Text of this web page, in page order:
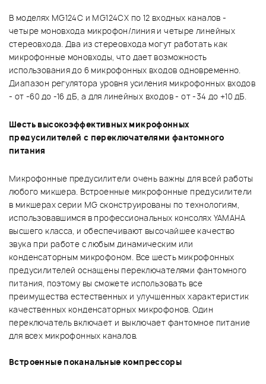
В моделях MG124C и MG124CX по 12 входных каналов -
четыре моновхода микрофон/линия и четыре линейных
стереовхода. Два из стереовхода могут работать как
микрофонные моновходы, что дает возможность
использования до 6 микрофонных входов одновременно.
Диапазон регулятора уровня усиления микрофонных входов
- от -60 до -16 дБ, а для линейных входов - от -34 до +10 дБ.
Шесть высокоэффективных микрофонных
предусилителей с переключателями фантомного
питания
Микрофонные предусилители очень важны для всей работы
любого микшера. Встроенные микрофонные предусилители
в микшерах серии MG сконструированы по технологиям,
использовавшимся в профессиональных консолях YAMAHA
высшего класса, и обеспечивают высочайшее качество
звука при работе с любым динамическим или
конденсаторным микрофоном. Все шесть микрофонных
предусилителей оснащены переключателями фантомного
питания, поэтому вы сможете использовать все
преимущества естественных и улучшенных характеристик
качественных конденсаторных микрофонов. Один
переключатель включает и выключает фантомное питание
для всех микрофонных каналов.
Встроенные поканальные компрессоры